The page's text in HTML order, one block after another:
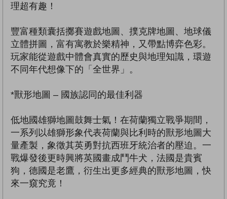
理超有趣！
豐富種類囊括擲賽遊戲地圖、撲克牌地圖、地球儀
立體拼圖，富有寓教於樂精神，又帶點博弈色彩。
玩家能從遊戲中體會真實的歷史與地理知識，環遊
不同年代想像下的「全世界」。
*獸形地圖 – 國族認同的最佳利器
低地國雄獅地圖鼓舞士氣！在荷蘭獨立戰爭期間，
一系列以雄獅形象代表荷蘭與比利時的獸形地圖大
量產製，象徵其英勇對抗西班牙統治者的壓迫。一
戰爆發後更時興將英國畫成鬥牛犬，法國是貴賓
狗，德國是老鷹，衍生出更多經典的獸形地圖，快
來一窺究竟！